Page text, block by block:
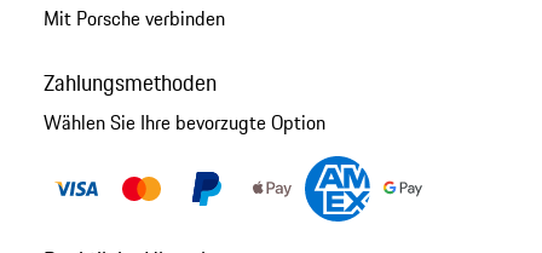
Mit Porsche verbinden
Zahlungsmethoden
Wählen Sie Ihre bevorzugte Option